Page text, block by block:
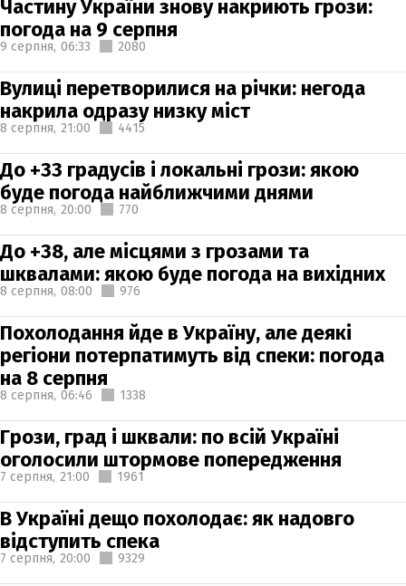
Частину України знову накриють грози:
погода на 9 серпня
9 серпня, 06:33 2080
Вулиці перетворилися на річки: негода
накрила одразу низку міст
8 серпня, 21:00 4415
До +33 градусів і локальні грози: якою
буде погода найближчими днями
8 серпня, 20:00 770
До +38, але місцями з грозами та
шквалами: якою буде погода на вихідних
8 серпня, 08:00 976
Похолодання йде в Україну, але деякі
регіони потерпатимуть від спеки: погода
на 8 серпня
8 серпня, 06:46 1338
Грози, град і шквали: по всій Україні
оголосили штормове попередження
7 серпня, 21:00 1961
В Україні дещо похолодає: як надовго
відступить спека
7 серпня, 20:00 9329